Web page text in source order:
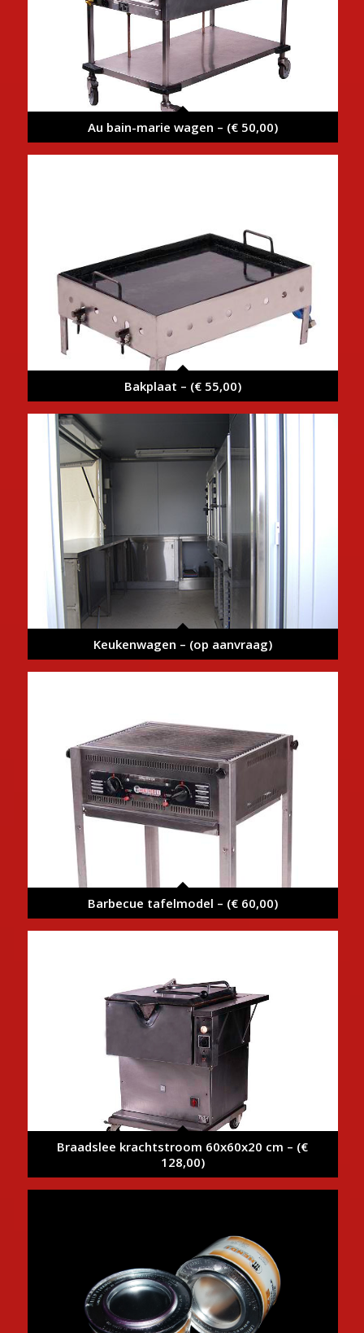
Au bain-marie wagen – (€ 50,00)
Bakplaat – (€ 55,00)
Keukenwagen – (op aanvraag)
Barbecue tafelmodel – (€ 60,00)
Braadslee krachtstroom 60x60x20 cm – (€
128,00)